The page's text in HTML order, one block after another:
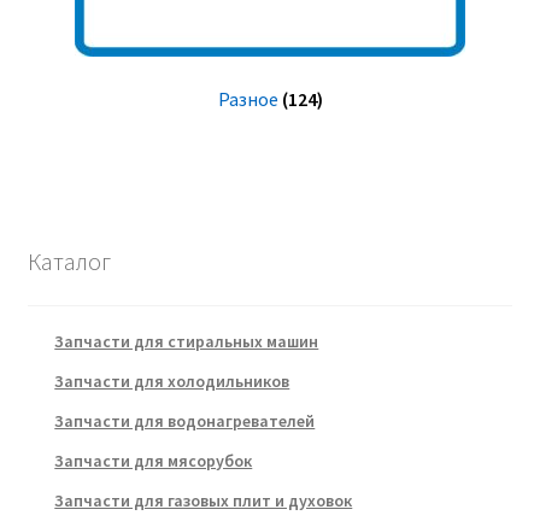
Разное (124)
Каталог
Запчасти для стиральных машин
Запчасти для холодильников
Запчасти для водонагревателей
Запчасти для мясорубок
Запчасти для газовых плит и духовок